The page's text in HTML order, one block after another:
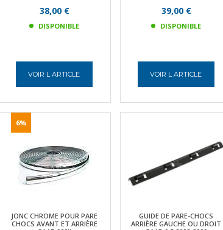
38,00 €
DISPONIBLE
VOIR L ARTICLE
39,00 €
DISPONIBLE
VOIR L ARTICLE
6%
JONC CHROME POUR PARE
CHOCS AVANT ET ARRIÈRE
GUIDE DE PARE-CHOCS
ARRIÈRE GAUCHE OU DROIT